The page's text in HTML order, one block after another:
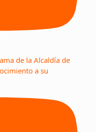
de la Alcaldía de
a su